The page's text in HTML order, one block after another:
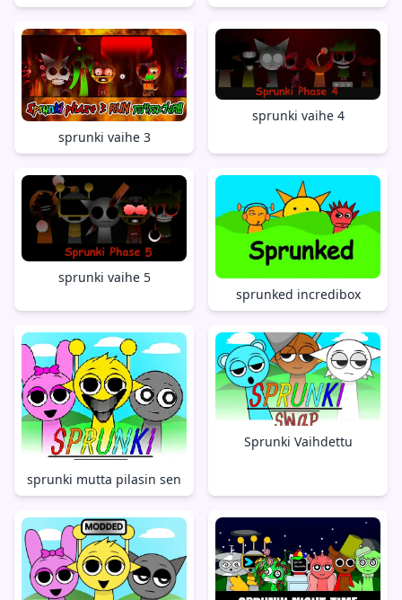
sprunki vaihe 3
sprunki vaihe 4
sprunki vaihe 5
sprunked incredibox
sprunki mutta pilasin sen
Sprunki Vaihdettu